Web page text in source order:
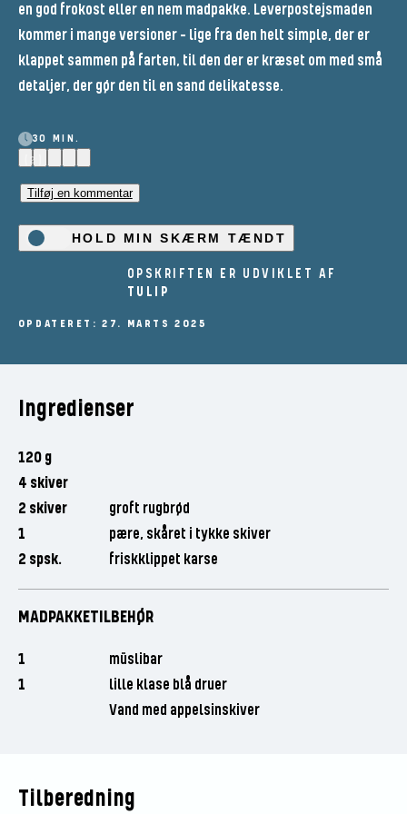
en god frokost eller en nem madpakke. Leverpostejsmaden
kommer i mange versioner - lige fra den helt simple, der er
klappet sammen på farten, til den der er kræset om med små
detaljer, der gør den til en sand delikatesse.
30 MIN.
(2)
Tilføj en kommentar
HOLD MIN SKÆRM TÆNDT
OPSKRIFTEN ER UDVIKLET AF
TULIP
OPDATERET: 27. MARTS 2025
Ingredienser
120 g
4 skiver
2 skiver
groft rugbrød
1
pære, skåret i tykke skiver
2 spsk.
friskklippet karse
MADPAKKETILBEHØR
1
müslibar
1
lille klase blå druer
Vand med appelsinskiver
Tilberedning